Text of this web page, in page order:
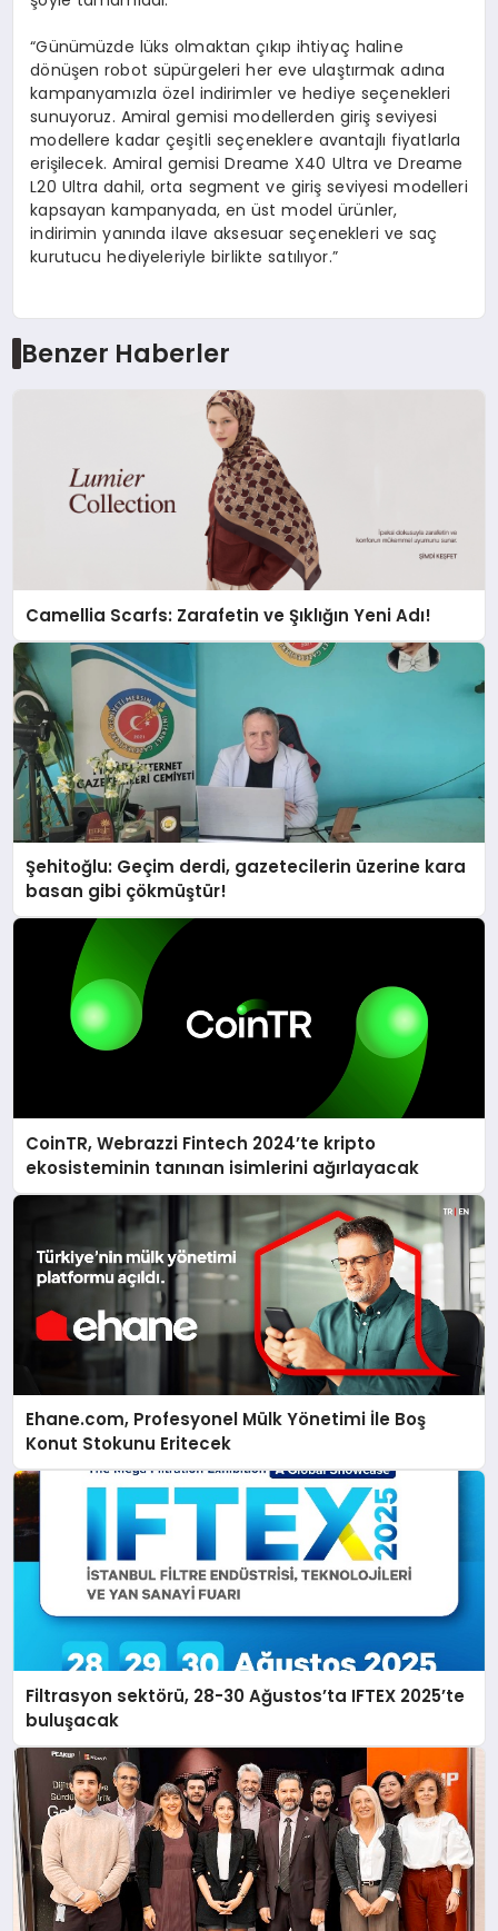
“Günümüzde lüks olmaktan çıkıp ihtiyaç haline
dönüşen robot süpürgeleri her eve ulaştırmak adına
kampanyamızla özel indirimler ve hediye seçenekleri
sunuyoruz. Amiral gemisi modellerden giriş seviyesi
modellere kadar çeşitli seçeneklere avantajlı fiyatlarla
erişilecek. Amiral gemisi Dreame X40 Ultra ve Dreame
L20 Ultra dahil, orta segment ve giriş seviyesi modelleri
kapsayan kampanyada, en üst model ürünler,
indirimin yanında ilave aksesuar seçenekleri ve saç
kurutucu hediyeleriyle birlikte satılıyor.”
Benzer Haberler
Camellia Scarfs: Zarafetin ve Şıklığın Yeni Adı!
Şehitoğlu: Geçim derdi, gazetecilerin üzerine kara
basan gibi çökmüştür!
CoinTR, Webrazzi Fintech 2024’te kripto
ekosisteminin tanınan isimlerini ağırlayacak
Ehane.com, Profesyonel Mülk Yönetimi İle Boş
Konut Stokunu Eritecek
Filtrasyon sektörü, 28-30 Ağustos’ta IFTEX 2025’te
buluşacak